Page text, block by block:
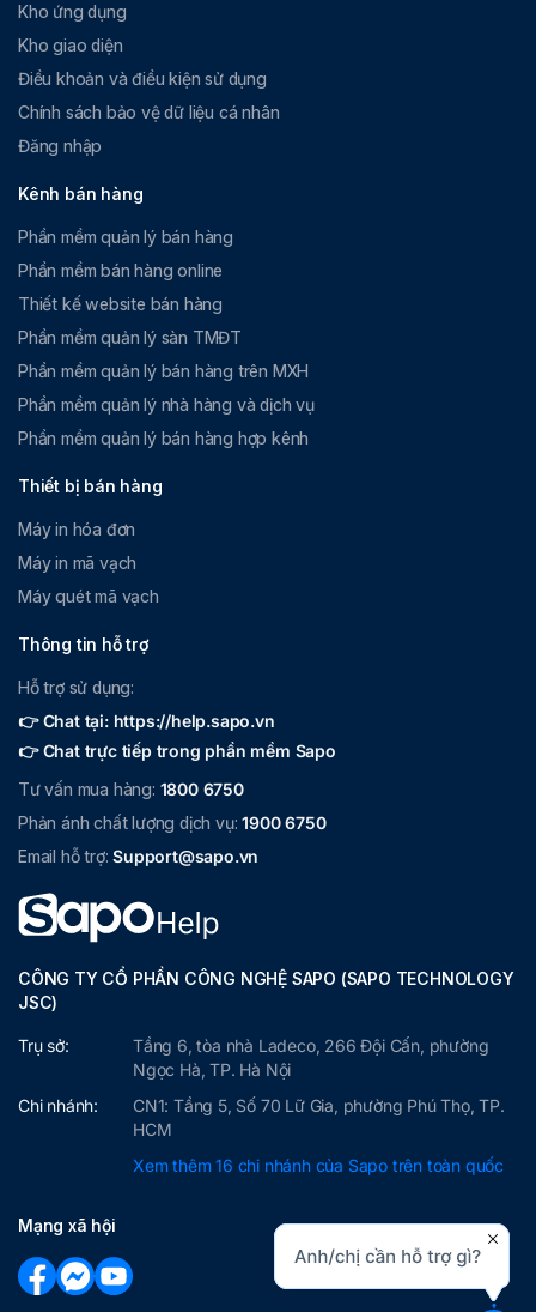
Kho ứng dụng
Kho giao diện
Điều khoản và điều kiện sử dụng
Chính sách bảo vệ dữ liệu cá nhân
Đăng nhập
Kênh bán hàng
Phần mềm quản lý bán hàng
Phần mềm bán hàng online
Thiết kế website bán hàng
Phần mềm quản lý sàn TMĐT
Phần mềm quản lý bán hàng trên MXH
Phần mềm quản lý nhà hàng và dịch vụ
Phần mềm quản lý bán hàng hợp kênh
Thiết bị bán hàng
Máy in hóa đơn
Máy in mã vạch
Máy quét mã vạch
Thông tin hỗ trợ
Hỗ trợ sử dụng:
👉 Chat tại: https://help.sapo.vn
👉 Chat trực tiếp trong phần mềm Sapo
Tư vấn mua hàng: 1800 6750
Phản ánh chất lượng dịch vụ:1900 6750
Email hỗ trợ:Support@sapo.vn
CÔNG TY CỔ PHẦN CÔNG NGHỆ SAPO (SAPO TECHNOLOGY
JSC)
Trụ sở:
Tầng 6, tòa nhà Ladeco, 266 Đội Cấn, phường
Ngọc Hà, TP. Hà Nội
Chi nhánh:
CN1: Tầng 5, Số 70 Lữ Gia, phường Phú Thọ, TP.
HCM
Xem thêm 16 chi nhánh của Sapo trên toàn quốc
Mạng xã hội